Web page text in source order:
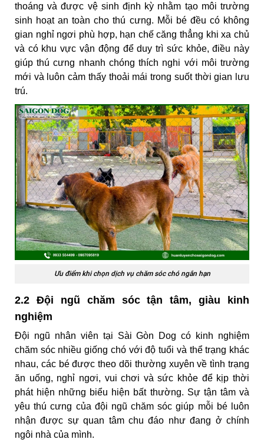
thoáng và được vệ sinh định kỳ nhằm tạo môi trường
sinh hoạt an toàn cho thú cưng. Mỗi bé đều có không
gian nghỉ ngơi phù hợp, hạn chế căng thẳng khi xa chủ
và có khu vực vận động để duy trì sức khỏe, điều này
giúp thú cưng nhanh chóng thích nghi với môi trường
mới và luôn cảm thấy thoải mái trong suốt thời gian lưu
trú.
Ưu điểm khi chọn dịch vụ chăm sóc chó ngắn hạn
2.2 Đội ngũ chăm sóc tận tâm, giàu kinh
nghiệm
Đội ngũ nhân viên tại Sài Gòn Dog có kinh nghiệm
chăm sóc nhiều giống chó với độ tuổi và thể trạng khác
nhau, các bé được theo dõi thường xuyên về tình trạng
ăn uống, nghỉ ngơi, vui chơi và sức khỏe để kịp thời
phát hiện những biểu hiện bất thường. Sự tận tâm và
yêu thú cưng của đội ngũ chăm sóc giúp mỗi bé luôn
nhận được sự quan tâm chu đáo như đang ở chính
ngôi nhà của mình.